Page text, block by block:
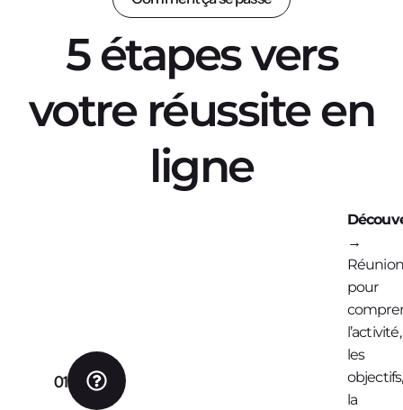
5 étapes vers
votre réussite en
ligne
01
→
pour
l’activité,
les
objectifs,
la